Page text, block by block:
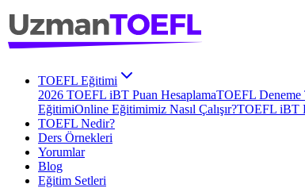
TOEFL Eğitimi
2026 TOEFL iBT Puan HesaplamaTOEFL Deneme
EğitimiOnline Eğitimimiz Nasıl Çalışır?TOEFL iBT
TOEFL Nedir?
Ders Örnekleri
Yorumlar
Blog
Eğitim Setleri